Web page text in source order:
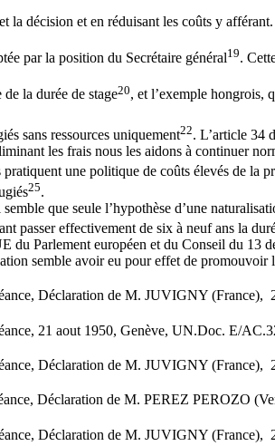
décision et en réduisant les coûts y
par la position du Secrétaire général19.
la durée de stage20, et l’exemple hongrois,
sans ressources uniquement22. L’article 34
les frais nous les aidons à continuer
une politique de coûts élevés de la
25.
que seule l’hypothèse d’une
effectivement de six à neuf ans la
Parlement européen et du Conseil du 13
semble avoir eu pour effet de
Déclaration de M. JUVIGNY
21 aout 1950, Genève, UN.Doc. E/
Déclaration de M. JUVIGNY
Déclaration de M. PEREZ PEROZO
Déclaration de M. JUVIGNY